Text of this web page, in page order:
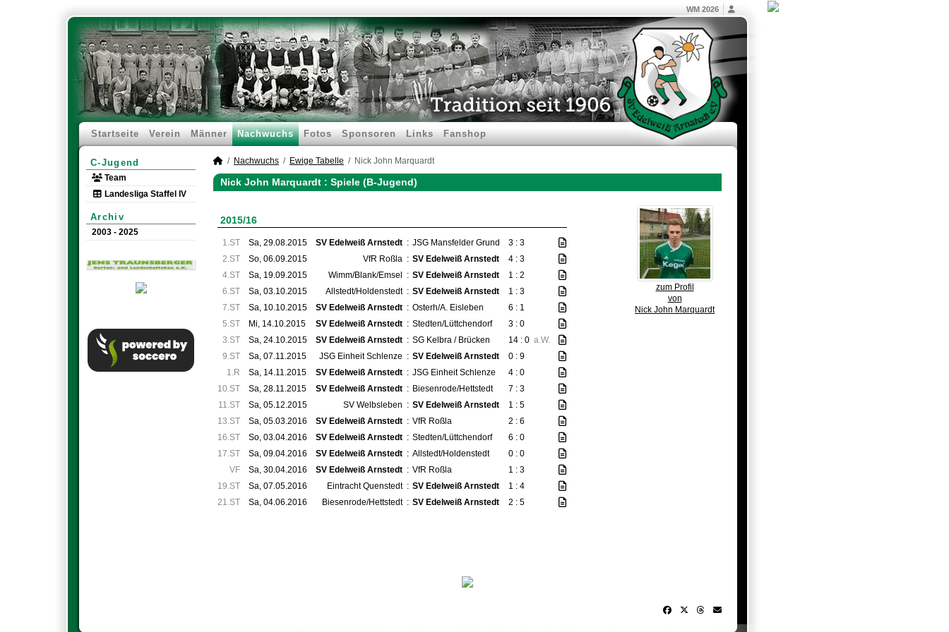
WM 2026
Startseite Verein Männer Nachwuchs Fotos Sponsoren Links Fanshop
C-Jugend
Team
Landesliga Staffel IV
Archiv
2003 - 2025
Nachwuchs Ewige Tabelle Nick John Marquardt
Nick John Marquardt : Spiele (B-Jugend)
zum Profil
von
Nick John Marquardt
2015/16
1.ST Sa, 29.08.2015 SV Edelweiß Arnstedt : JSG Mansfelder Grund
3 : 3
2.ST
So, 06.09.2015 VfR Roßla : SV Edelweiß Arnstedt
4 : 3
4.ST
Sa, 19.09.2015 Wimm/Blank/Emsel : SV Edelweiß Arnstedt
1 : 2
6.ST
Sa, 03.10.2015 Allstedt/Holdenstedt : SV Edelweiß Arnstedt
1 : 3
7.ST
Sa, 10.10.2015 SV Edelweiß Arnstedt : Osterh/A. Eisleben
6 : 1
5.ST
Mi, 14.10.2015 SV Edelweiß Arnstedt : Stedten/Lüttchendorf
3 : 0
3.ST
Sa, 24.10.2015 SV Edelweiß Arnstedt : SG Kelbra / Brücken 14 : 0 a.W.
9.ST
Sa, 07.11.2015 JSG Einheit Schlenze : SV Edelweiß Arnstedt
0 : 9
1.R
Sa, 14.11.2015 SV Edelweiß Arnstedt : JSG Einheit Schlenze
4 : 0
10.ST
Sa, 28.11.2015 SV Edelweiß Arnstedt : Biesenrode/Hettstedt
7 : 3
11.ST
Sa, 05.12.2015 SV Welbsleben : SV Edelweiß Arnstedt
1 : 5
13.ST
Sa, 05.03.2016 SV Edelweiß Arnstedt : VfR Roßla
2 : 6
16.ST
So, 03.04.2016 SV Edelweiß Arnstedt : Stedten/Lüttchendorf
6 : 0
17.ST
Sa, 09.04.2016 SV Edelweiß Arnstedt : Allstedt/Holdenstedt
0 : 0
VF
Sa, 30.04.2016 SV Edelweiß Arnstedt : VfR Roßla
1 : 3
19.ST
Sa, 07.05.2016 Eintracht Quenstedt : SV Edelweiß Arnstedt
1 : 4
21.ST
Sa, 04.06.2016 Biesenrode/Hettstedt : SV Edelweiß Arnstedt 2 : 5